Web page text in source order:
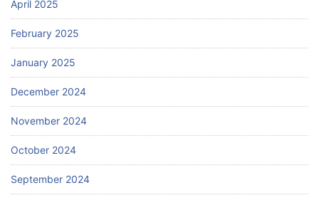
April 2025
February 2025
January 2025
December 2024
November 2024
October 2024
September 2024